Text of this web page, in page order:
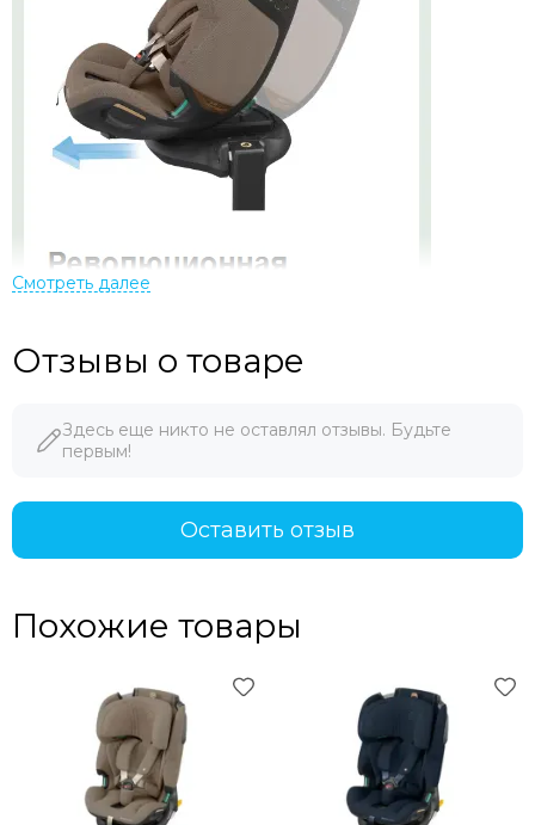
Отзывы о товаре
Здесь еще никто не оставлял отзывы. Будьте
первым!
Оставить отзыв
Похожие товары